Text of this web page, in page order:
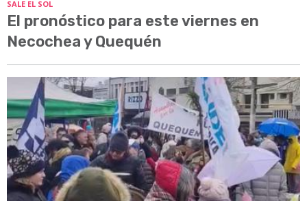
SALE EL SOL
El pronóstico para este viernes en
Necochea y Quequén